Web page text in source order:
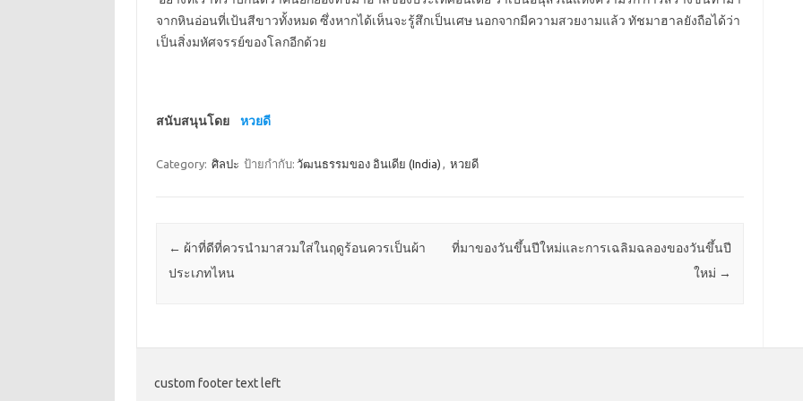
จากหินอ่อนที่เป้นสีขาวทั้งหมด ซึ่งหากได้เห็นจะรู้สึกเป็นเศษ นอกจากมีความสวยงามแล้ว ทัชมาฮาลยังถือได้ว่า
เป็นสิ่งมหัศจรรย์ของโลกอีกด้วย
สนับสนุนโดย หวยดี
Category: ศิลปะ ป้ายกำกับ: วัฒนธรรมของ อินเดีย (India) หวยดี
Post navigation
← ผ้าที่ดีที่ควรนำมาสวมใส่ในฤดูร้อนควรเป็นผ้า
ประเภทไหน
ที่มาของวันขึ้นปีใหม่และการเฉลิมฉลองของวันขึ้นปี
ใหม่ →
custom footer text left